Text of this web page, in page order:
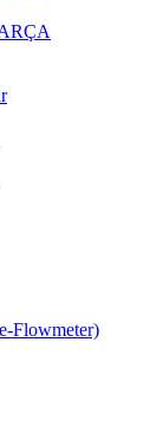
Flowmeter)